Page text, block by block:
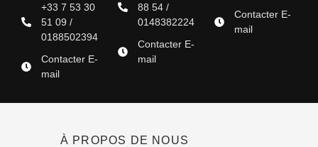
+33 7 53 30
51 09 /
0188502394
Contacter E-
mail
88 54 /
0148382224
Contacter E-
mail
Contacter E-
mail
À PROPOS DE NOUS